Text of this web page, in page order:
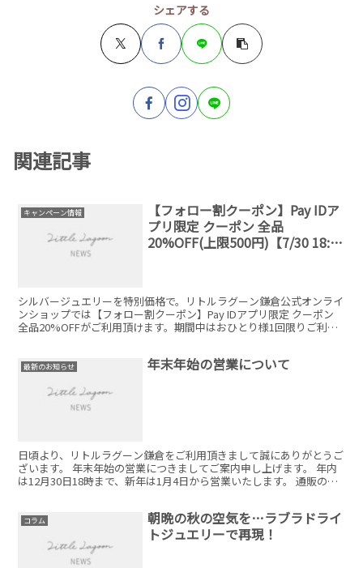
シェアする
関連記事
キャンペーン情報
【フォロー割クーポン】Pay IDア
プリ限定 クーポン 全品
20%OFF(上限500円)【7/30 18:00
シルバージュエリーを特別価格で。リトルラグーン鎌倉公式オンライ
ンショップでは【フォロー割クーポン】Pay IDアプリ限定 クーポン
全品20%OFFがご利用頂けます。期間中はおひとり様1回限りご利用
最新のお知らせ 年末年始の営業について
日頃より、リトルラグーン鎌倉をご利用頂きまして誠にありがとうご
ざいます。 年末年始の営業につきましてご案内申し上げます。 年内
は12月30日18時まで、新年は1月4日から営業いたします。 通販のお
コラム
朝晩の秋の空気を…ラブラドライ
トジュエリーで再現！